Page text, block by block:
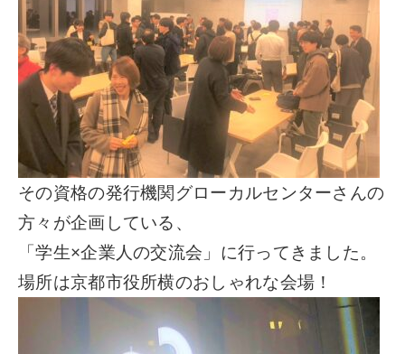
その資格の発行機関グローカルセンターさんの
方々が企画している、
「学生×企業人の交流会」に行ってきました。
場所は京都市役所横のおしゃれな会場！